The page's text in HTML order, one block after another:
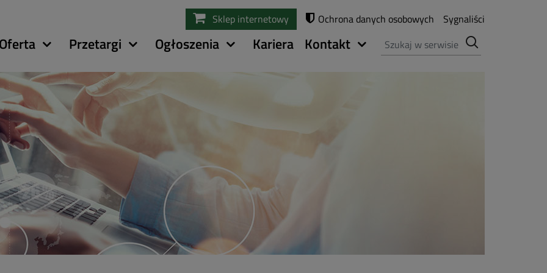
treści
Sklep internetowy Ochrona danych osobowych Sygnaliści
Oferta Przetargi Ogłoszenia Kariera Kontakt Szukaj